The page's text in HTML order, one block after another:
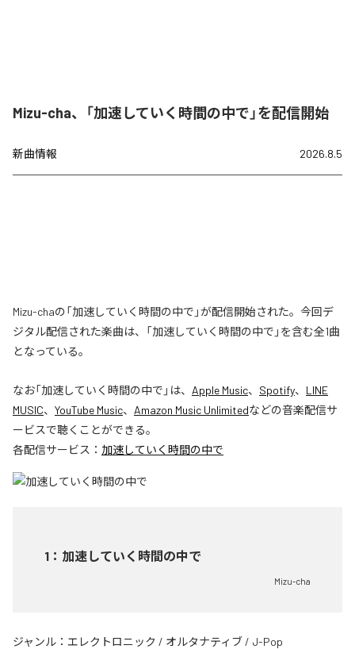
Mizu-cha、「加速していく時間の中で」を配信開始
新曲情報 2026.8.5
Mizu-chaの「加速していく時間の中で」が配信開始された。今回デ
ジタル配信された楽曲は、「加速していく時間の中で」を含む全1曲
となっている。
なお「加速していく時間の中で 」は、 Apple Music、 Spotify、 LINE
MUSIC、 YouTube Music、 Amazon Music Unlimitedなどの音楽配信サ
ービスで聴くことができる。
各配信サービス： 加速していく時間の中で
1 ： 加速していく時間の中で
Mizu-cha
ジャンル： エレクトロニック / オルタナティブ / J-Pop